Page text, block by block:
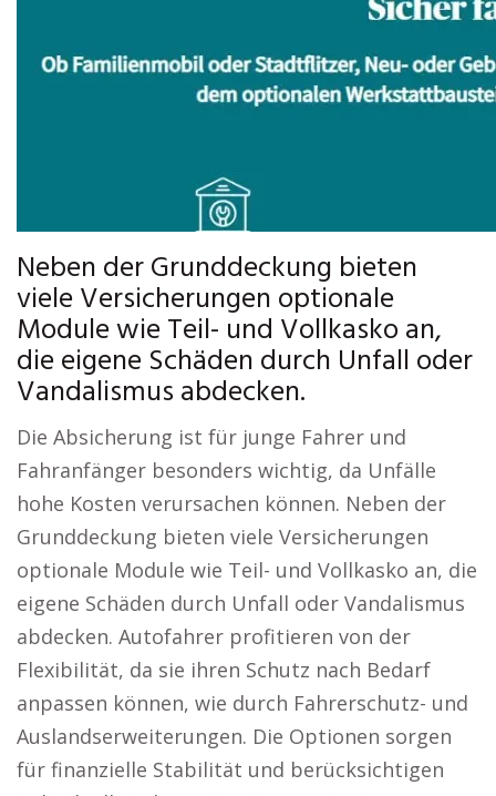
Neben der Grunddeckung bieten
viele Versicherungen optionale
Module wie Teil- und Vollkasko an,
die eigene Schäden durch Unfall oder
Vandalismus abdecken.
Die Absicherung ist für junge Fahrer und
Fahranfänger besonders wichtig, da Unfälle
hohe Kosten verursachen können. Neben der
Grunddeckung bieten viele Versicherungen
optionale Module wie Teil- und Vollkasko an, die
eigene Schäden durch Unfall oder Vandalismus
abdecken. Autofahrer profitieren von der
Flexibilität, da sie ihren Schutz nach Bedarf
anpassen können, wie durch Fahrerschutz- und
Auslandserweiterungen. Die Optionen sorgen
für finanzielle Stabilität und berücksichtigen